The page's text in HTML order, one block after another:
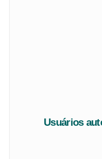
Usuários